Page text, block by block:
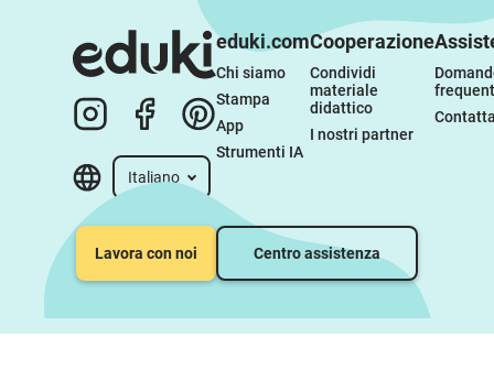
Italiano
eduki.com
Chi siamo
Stampa
App
Strumenti IA
Cooperazione
Condividi
materiale
didattico
I nostri partner
Lavora con noi Centro assistenza